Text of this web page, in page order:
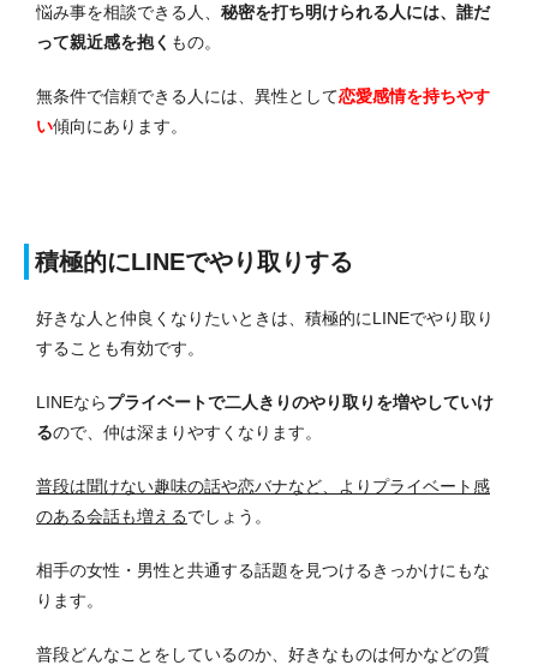
悩み事を相談できる人、 秘密を打ち明けられる人には、誰だ
って親近感を抱く もの。
無条件で信頼できる人には、異性として恋愛感情を持ちやす
い傾向にあります。
積極的にLINEでやり取りする
好きな人と仲良くなりたいときは、積極的にLINEでやり取り
することも有効です。
LINEならプライベートで二人きりのやり取りを増やしていけ
るので、仲は深まりやすくなります。
普段は聞けない趣味の話や恋バナなど、よりプライベート感
のある会話も増えるでしょう。
相手の女性・男性と共通する話題を見つけるきっかけにもな
ります。
普段どんなことをしているのか、好きなものは何かなどの質